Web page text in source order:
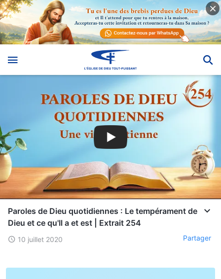
Paroles de Dieu quotidiennes : Le tempérament de
Dieu et ce qu'Il a et est | Extrait 254
10 juillet 2020 Partager